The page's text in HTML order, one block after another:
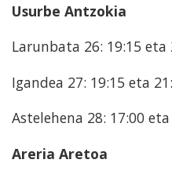
Usurbe Antzokia
Larunbata 26: 19:15 eta
Igandea 27: 19:15 eta
Astelehena 28: 17:00
Areria Aretoa